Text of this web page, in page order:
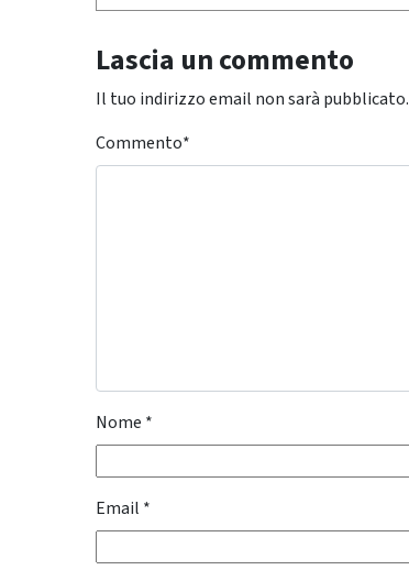
Lascia un commento
Il tuo indirizzo email non sarà pubblicato.
Commento*
Nome *
Email *